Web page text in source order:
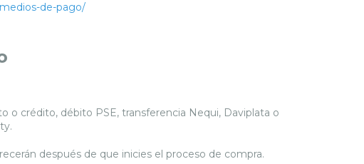
de-pago/
o crédito, débito PSE, transferencia Nequi, Daviplata o
después de que inicies el proceso de compra.